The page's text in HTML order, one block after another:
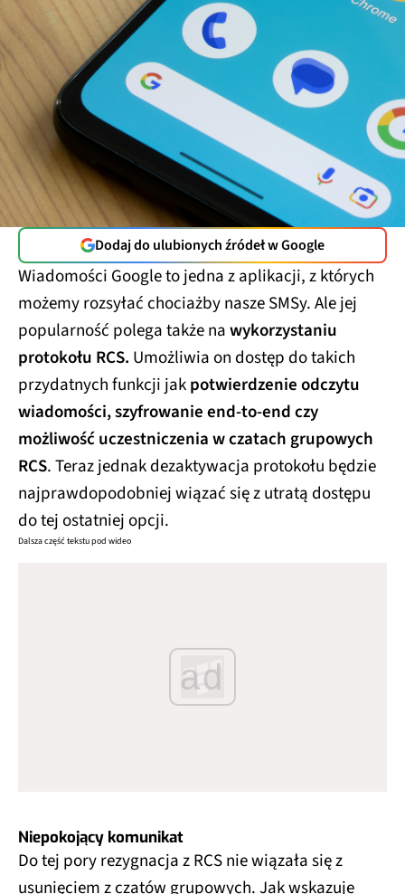
Dodaj do ulubionych źródeł w Google
Wiadomości Google to jedna z aplikacji, z których
możemy rozsyłać chociażby nasze SMSy. Ale jej
popularność polega także nawykorzystaniu
protokołu RCS. Umożliwia on dostęp do takich
przydatnych funkcji jakpotwierdzenie odczytu
wiadomości, szyfrowanie end-to-end czy
możliwość uczestniczenia w czatach grupowych
RCS. Teraz jednak dezaktywacja protokołu będzie
najprawdopodobniej wiązać się z utratą dostępu
do tej ostatniej opcji.
Dalsza część tekstu pod wideo
ad
Niepokojący komunikat
Do tej pory rezygnacja z RCS nie wiązała się z
usunięciem z czatów grupowych. Jak wskazuje